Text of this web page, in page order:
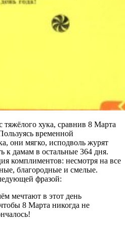
хука, сравнив 8 Марта
временной
они мягко, исподволь журят
к дамам в остальные 364 дня.
комплиментов: несмотря на все
благородные и смелые.
фразой:
мечтают в этот день
8 Марта никогда не